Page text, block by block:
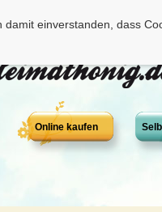
einverstanden, dass
Online kaufen